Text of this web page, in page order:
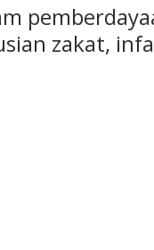
zakat,